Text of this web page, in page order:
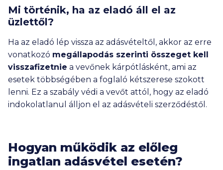
Mi történik, ha az eladó áll el az
üzlettől?
Ha az eladó lép vissza az adásvételtől, akkor az erre
vonatkozó megállapodás szerinti összeget kell
visszafizetnie a vevőnek kárpótlásként, ami az
esetek többségében a foglaló kétszerese szokott
lenni. Ez a szabály védi a vevőt attól, hogy az eladó
indokolatlanul álljon el az adásvételi szerződéstől.
Hogyan működik az előleg
ingatlan adásvétel esetén?